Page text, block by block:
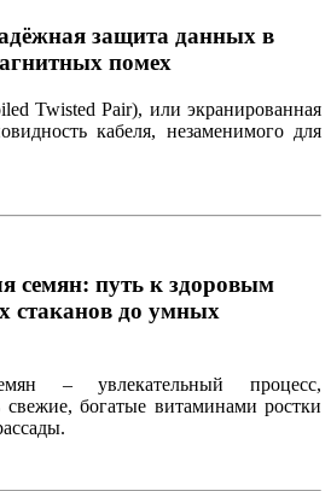
защита данных в
помех
Twisted Pair), или экранированная
кабеля, незаменимого для
семян: путь к здоровым
стаканов до умных
– увлекательный процесс,
богатые витаминами ростки